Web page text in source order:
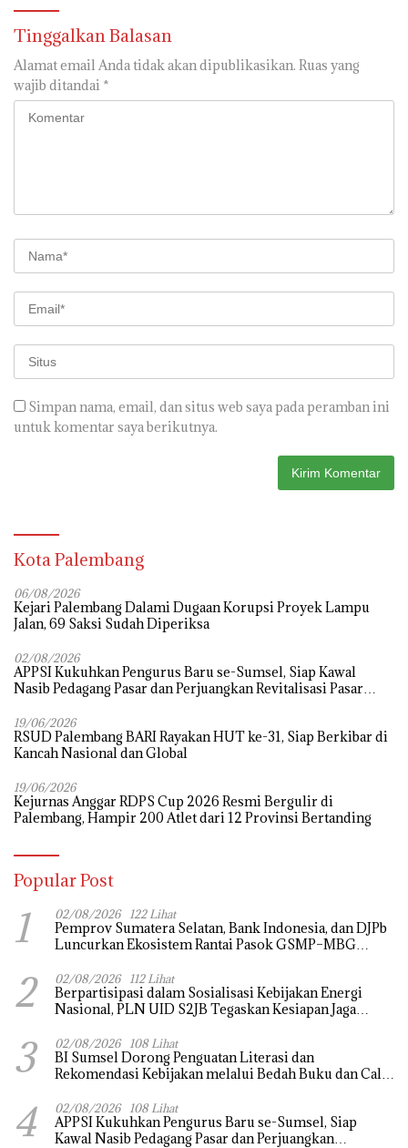
Tinggalkan Balasan
Alamat email Anda tidak akan dipublikasikan. Ruas yang
wajib ditandai *
Simpan nama, email, dan situs web saya pada peramban ini
untuk komentar saya berikutnya.
Kota Palembang
06/08/2026
Kejari Palembang Dalami Dugaan Korupsi Proyek Lampu
Jalan, 69 Saksi Sudah Diperiksa
02/08/2026
APPSI Kukuhkan Pengurus Baru se-Sumsel, Siap Kawal
Nasib Pedagang Pasar dan Perjuangkan Revitalisasi Pasar
19/06/2026
RSUD Palembang BARI Rayakan HUT ke-31, Siap Berkibar di
Kancah Nasional dan Global
19/06/2026
Kejurnas Anggar RDPS Cup 2026 Resmi Bergulir di
Palembang, Hampir 200 Atlet dari 12 Provinsi Bertanding
Popular Post
1 02/08/2026 122 Lihat
Pemprov Sumatera Selatan, Bank Indonesia, dan DJPb
Luncurkan Ekosistem Rantai Pasok GSMP–MBG
Inflasi
2 02/08/2026 112 Lihat
Berpartisipasi dalam Sosialisasi Kebijakan Energi
Nasional, PLN UID S2JB Tegaskan Kesiapan Jaga
3 02/08/2026 108 Lihat
BI Sumsel Dorong Penguatan Literasi dan
Rekomendasi Kebijakan melalui Bedah Buku dan Call
2026
4 02/08/2026 108 Lihat
APPSI Kukuhkan Pengurus Baru se-Sumsel, Siap
Kawal Nasib Pedagang Pasar dan Perjuangkan